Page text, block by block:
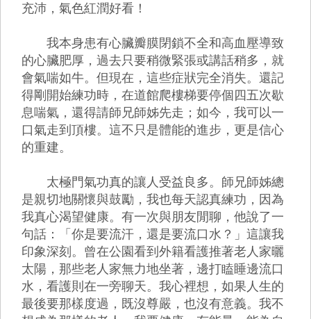
充沛，氣色紅潤好看！
我本身患有心臟瓣膜閉鎖不全和高血壓導致
的心臟肥厚，過去只要稍微緊張或講話稍多，就
會氣喘如牛。但現在，這些症狀完全消失。還記
得剛開始練功時，在道館爬樓梯要停個四五次歇
息喘氣，還得請師兄師姊先走；如今，我可以一
口氣走到頂樓。這不只是體能的進步，更是信心
的重建。
太極門氣功真的讓人受益良多。師兄師姊總
是親切地關懷與鼓勵，我也每天認真練功，因為
我真心渴望健康。有一次與朋友閒聊，他說了一
句話：「你是要流汗，還是要流口水？」這讓我
印象深刻。曾在公園看到外籍看護推著老人家曬
太陽，那些老人家無力地坐著，邊打瞌睡邊流口
水，看護則在一旁聊天。我心裡想，如果人生的
最後要那樣度過，既沒尊嚴，也沒有意義。我不